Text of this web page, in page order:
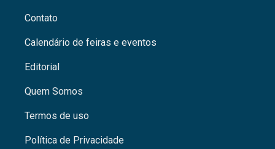
Contato
Calendário de feiras e eventos
Editorial
Quem Somos
Termos de uso
Política de Privacidade